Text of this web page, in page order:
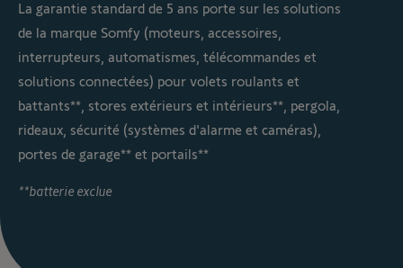
La garantie standard de 5 ans porte sur les solutions
de la marque Somfy (moteurs, accessoires,
interrupteurs, automatismes, télécommandes et
solutions connectées) pour volets roulants et
battants**, stores extérieurs et intérieurs**, pergola,
rideaux, sécurité (systèmes d'alarme et caméras),
portes de garage** et portails**
**batterie exclue